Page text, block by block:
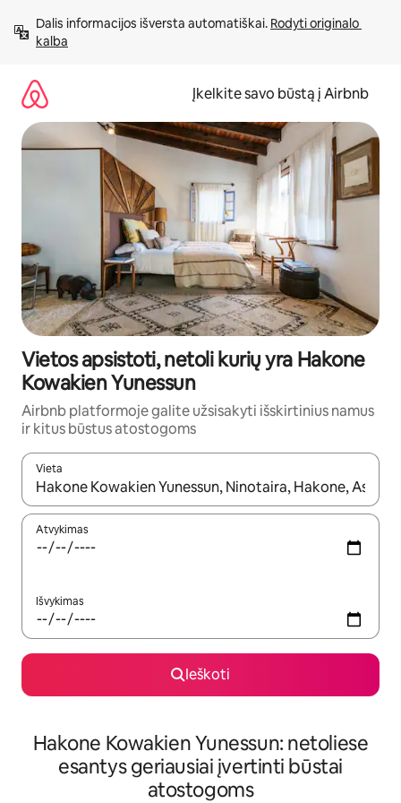
prie
turinio
Dalis informacijos išversta automatiškai. Rodyti originalo
kalba
Įkelkite savo būstą į Airbnb
Vietos apsistoti, netoli kurių yra Hakone
Kowakien Yunessun
Airbnb platformoje galite užsisakyti išskirtinius namus
ir kitus būstus atostogoms
Vieta
Kai pasirodys paieškos rezultatai, juos naršyti galite
Atvykimas
Išvykimas
Ieškoti
Hakone Kowakien Yunessun: netoliese
esantys geriausiai įvertinti būstai
atostogoms